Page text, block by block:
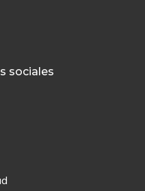
sociales